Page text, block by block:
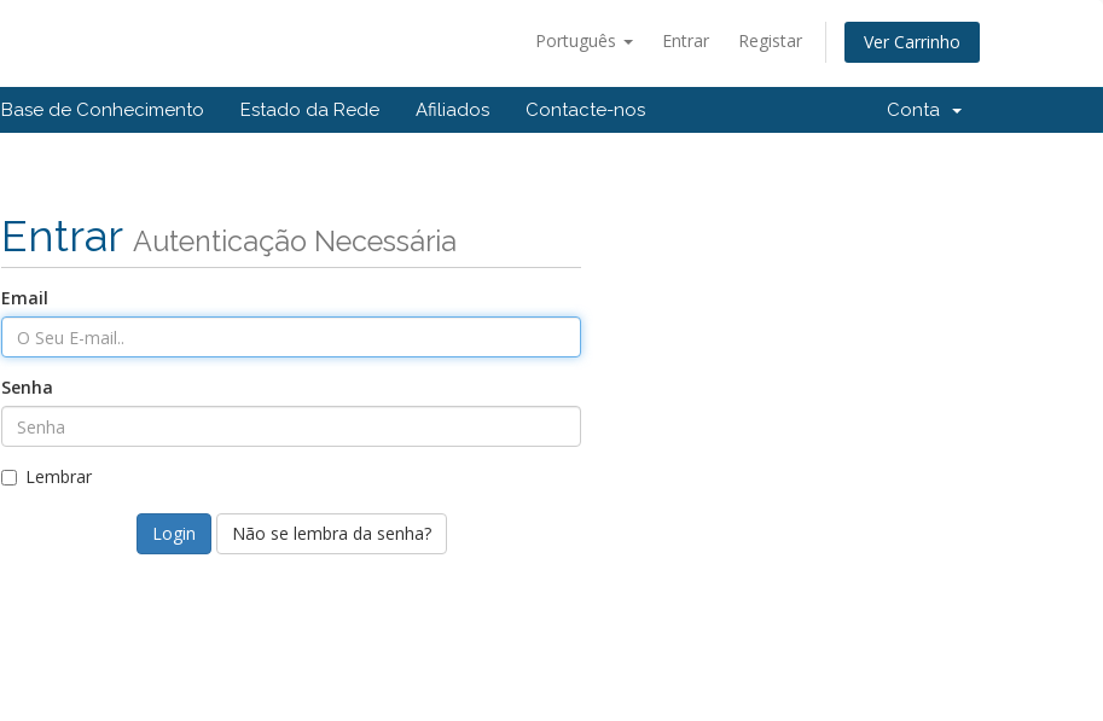
Português Entrar Registar Ver Carrinho
Base de Conhecimento Estado da Rede Afiliados Contacte-nos Conta
Entrar Autenticação Necessária
Email
Senha
Lembrar
Não se lembra da senha?